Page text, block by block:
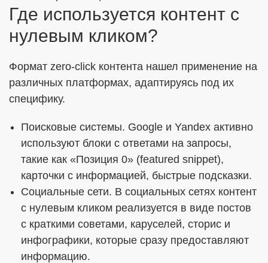
Где используется контент с
нулевым кликом?
Формат zero-click контента нашел применение на
различных платформах, адаптируясь под их
специфику.
Поисковые системы. Google и Yandex активно
используют блоки с ответами на запросы,
такие как «Позиция 0» (featured snippet),
карточки с информацией, быстрые подсказки.
Социальные сети. В социальных сетях контент
с нулевым кликом реализуется в виде постов
с краткими советами, каруселей, сторис и
инфографики, которые сразу предоставляют
информацию.